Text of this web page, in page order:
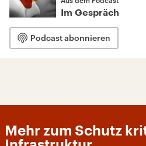
Im Gespräch
Podcast abonnieren
Mehr zum Schutz